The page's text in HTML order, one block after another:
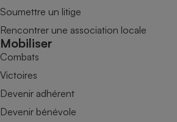
Soumettre un litige
Rencontrer une association locale
Mobiliser
Combats
Victoires
Devenir adhérent
Devenir bénévole